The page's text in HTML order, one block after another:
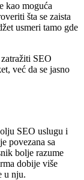
kao moguća
šta se zaista
usmeri tamo gde
SEO
već da se jasno
SEO uslugu i
povezana sa
bolje razume
dobije više
u nju.